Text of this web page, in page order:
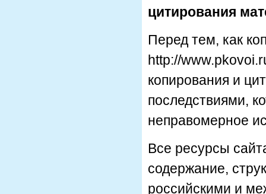
цитирования
Перед тем, как
http://
копирования и
последствиями,
неправомерное
Все ресурсы
содержание,
российскими и